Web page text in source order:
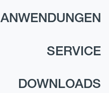
ANWENDUNGEN
SERVICE
DOWNLOADS